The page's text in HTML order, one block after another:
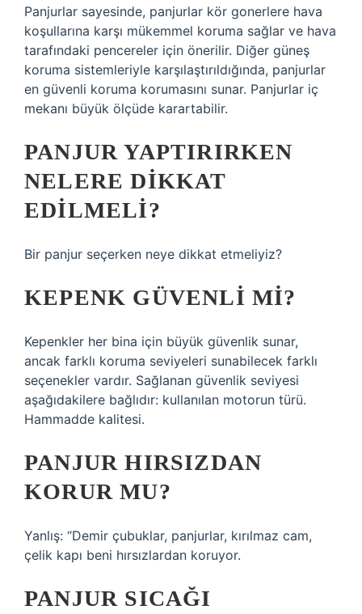
Panjurlar sayesinde, panjurlar kör gonerlere hava
koşullarına karşı mükemmel koruma sağlar ve hava
tarafındaki pencereler için önerilir. Diğer güneş
koruma sistemleriyle karşılaştırıldığında, panjurlar
en güvenli koruma korumasını sunar. Panjurlar iç
mekanı büyük ölçüde karartabilir.
PANJUR YAPTIRIRKEN
NELERE DIKKAT
EDILMELI?
Bir panjur seçerken neye dikkat etmeliyiz?
KEPENK GÜVENLI MI?
Kepenkler her bina için büyük güvenlik sunar,
ancak farklı koruma seviyeleri sunabilecek farklı
seçenekler vardır. Sağlanan güvenlik seviyesi
aşağıdakilere bağlıdır: kullanılan motorun türü.
Hammadde kalitesi.
PANJUR HIRSIZDAN
KORUR MU?
Yanlış: “Demir çubuklar, panjurlar, kırılmaz cam,
çelik kapı beni hırsızlardan koruyor.
PANJUR SICAĞI